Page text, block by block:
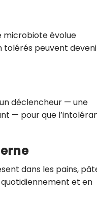
microbiote évolue
tolérés peuvent
déclencheur — une
— pour que
dans les pains,
et en